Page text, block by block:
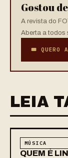
Gostou
A revista do
Aberta a todos
🎟 QUERO
LEIA
MÚSICA
QUEM É